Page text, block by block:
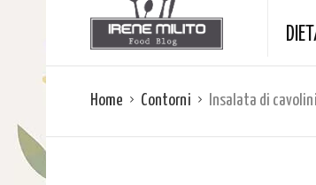
Home Contorni Insalata di